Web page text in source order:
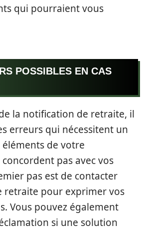
qui pourraient vous
POSSIBLES EN CAS
la notification de retraite, il
erreurs qui nécessitent un
éléments de votre
pas avec vos
pas est de contacter
retraite pour exprimer vos
Vous pouvez également
si une solution